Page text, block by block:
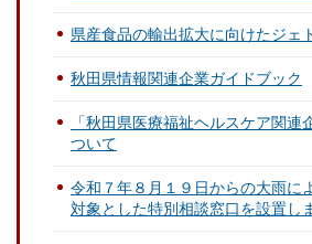
県産食品の輸出拡大に向けたジェ
秋田県情報関連企業ガイドブック
「秋田県医療福祉ヘルスケア関連
ついて
令和７年８月１９日からの大雨に
対象とした特別相談窓口を設置し